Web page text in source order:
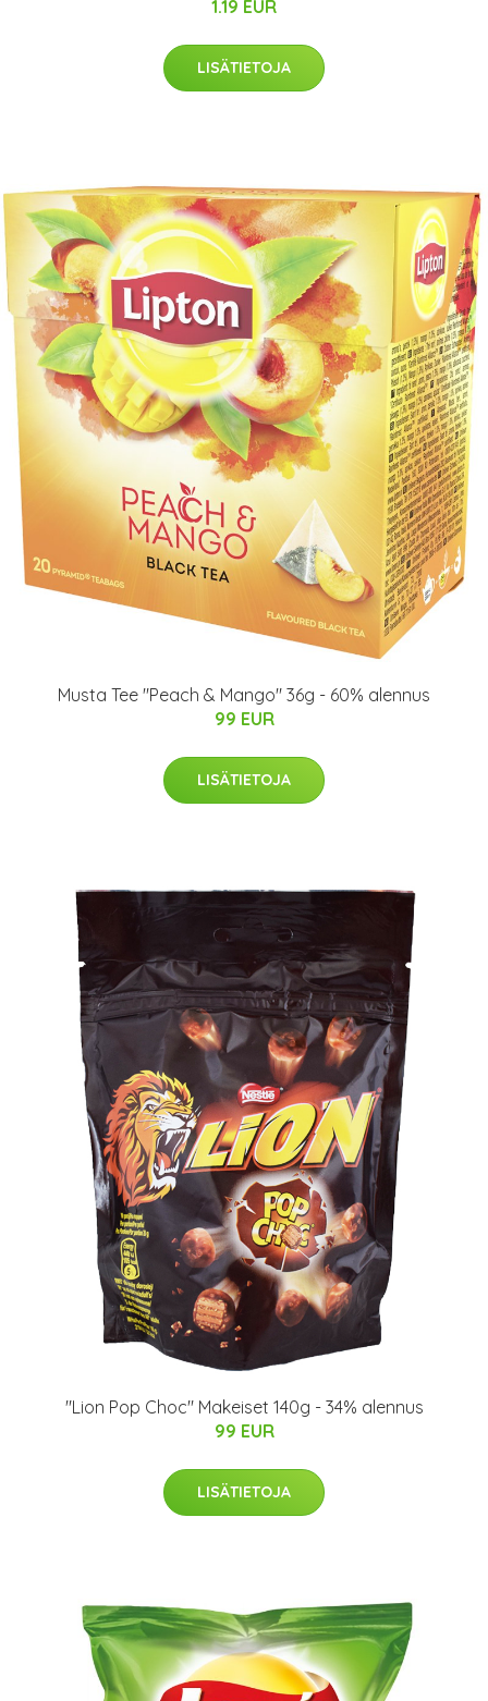
1.19 EUR
LISÄTIETOJA
Musta Tee "Peach & Mango" 36g - 60% alennus
99 EUR
LISÄTIETOJA
"Lion Pop Choc" Makeiset 140g - 34% alennus
99 EUR
LISÄTIETOJA